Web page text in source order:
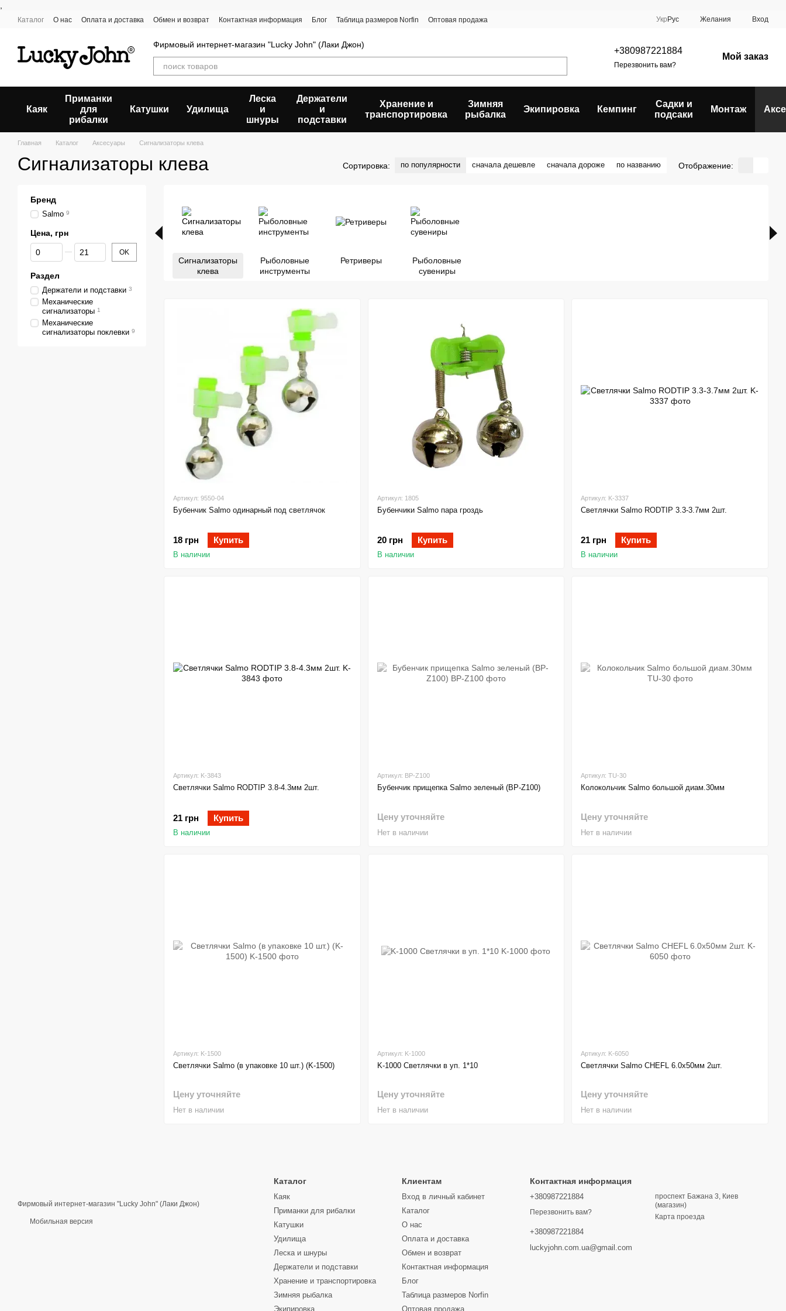
Перейти к основному контенту
Каталог О нас Оплата и доставка Обмен и возврат Контактная информация Блог Таблица размеров Norfin
Оптовая продажа
Укр Рус Желания Вход
Фирмовый интернет-магазин "Lucky John" (Лаки Джон)
+380987221884
Перезвонить вам?
Мой заказ
Каяк
Приманки
для
рибалки
Катушки Удилища
Леска
и
шнуры
Держатели
и
подставки
Хранение и
транспортировка
Зимняя
рыбалка
Экипировка Кемпинг
Садки и
подсаки
Монтаж
Главная Каталог Аксесуары Сигнализаторы клева
Сигнализаторы клева Сортировка: по популярности сначала дешевле сначала дороже по названию Отображение:
Сигнализаторы
клева
Рыболовные
инструменты
Ретриверы
Рыболовные
сувениры
Артикул: 9550-04
Бубенчик Salmo одинарный под светлячок
18 грн Купить
В наличии
Артикул: 1805
Бубенчики Salmo пара гроздь
20 грн Купить
В наличии
Артикул: K-3337
Светлячки Salmo RODTIP 3.3-3.7мм 2шт.
21 грн Купить
В наличии
Артикул: K-3843
Светлячки Salmo RODTIP 3.8-4.3мм 2шт.
21 грн Купить
В наличии
Артикул: BP-Z100
Бубенчик прищепка Salmo зеленый (BP-Z100)
Цену уточняйте
Нет в наличии
Артикул: TU-30
Колокольчик Salmo большой диам.30мм
Цену уточняйте
Нет в наличии
Артикул: K-1500
Светлячки Salmo (в упаковке 10 шт.) (K-1500)
Цену уточняйте
Нет в наличии
Артикул: K-1000
K-1000 Светлячки в уп. 1*10
Цену уточняйте
Нет в наличии
Артикул: K-6050
Светлячки Salmo CHEFL 6.0х50мм 2шт.
Цену уточняйте
Нет в наличии
Бренд
Salmo 9
Цена, грн
От Цена, грн
До Цена, грн OK
Раздел
Держатели и подставки 3
Механические
сигнализаторы 1
Механические
сигнализаторы поклевки 9
Фирмовый интернет-магазин "Lucky John" (Лаки Джон)
Мобильная версия
Каталог
Каяк
Приманки для рибалки
Катушки
Удилища
Леска и шнуры
Держатели и подставки
Хранение и транспортировка
Зимняя рыбалка
Экипировка
Клиентам
Вход в личный кабинет
Каталог
О нас
Оплата и доставка
Обмен и возврат
Контактная информация
Блог
Таблица размеров Norfin
Оптовая продажа
Контактная информация
+380987221884
Перезвонить вам?
+380987221884
luckyjohn.com.ua@gmail.com
проспект Бажана 3, Киев
(магазин)
Карта проезда